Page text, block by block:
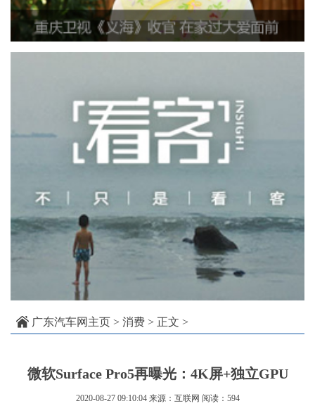
广东汽车网主页 > 消费 > 正文 >
微软Surface Pro5再曝光：4K屏+独立GPU
2020-08-27 09:10:04 来源：互联网 阅读：594